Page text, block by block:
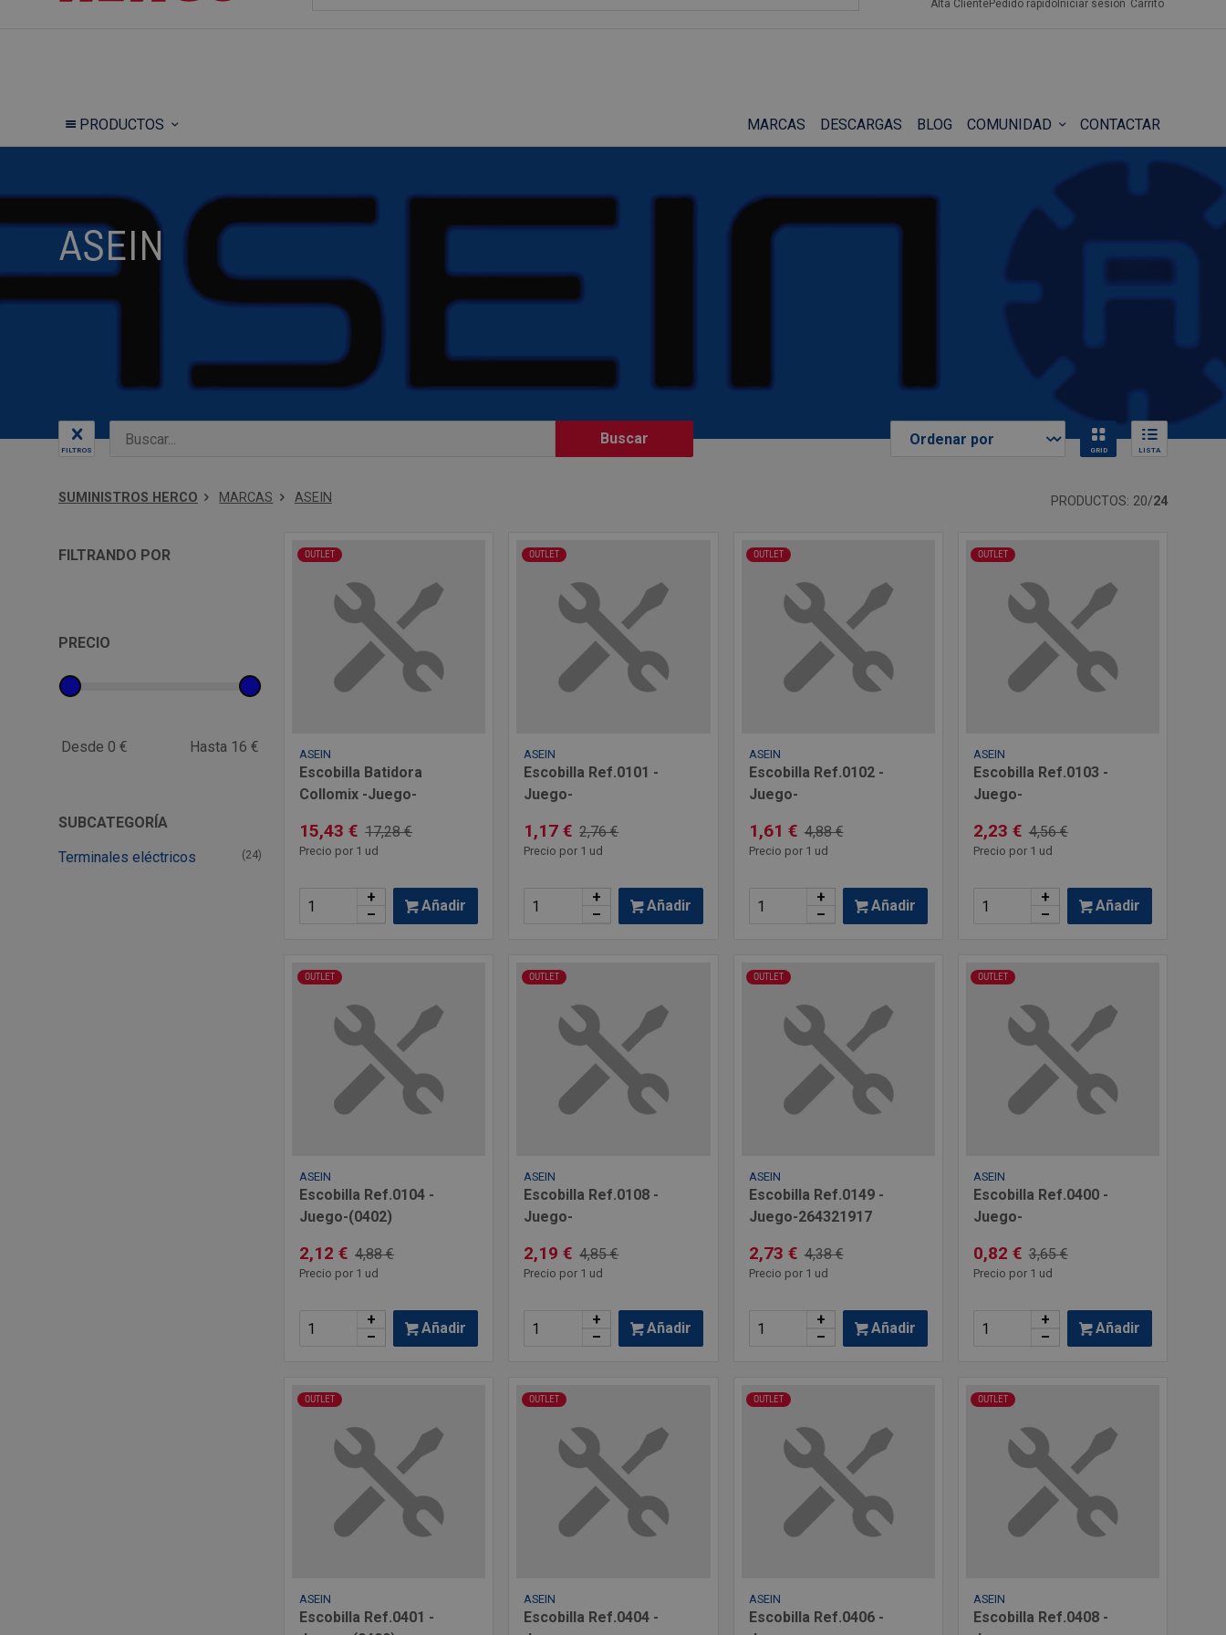
Alta ClientePedido rápido Iniciar sesión Carrito
PRODUCTOS MARCAS DESCARGAS BLOG COMUNIDAD CONTACTAR
ASEIN
FILTROS GRID LISTA
SUMINISTROS HERCO MARCAS ASEIN PRODUCTOS: 20/24
FILTRANDO POR
PRECIO
Desde 0 € Hasta 16 €
SUBCATEGORÍA
Terminales eléctricos
(24)
OUTLET
ASEIN
Escobilla Batidora
Collomix -Juego-
15,43 € 17,28 €
Precio por 1 ud
+
–
Añadir
OUTLET
ASEIN
Escobilla Ref.0101 -
Juego-
1,17 € 2,76 €
Precio por 1 ud
+
–
Añadir
OUTLET
ASEIN
Escobilla Ref.0102 -
Juego-
1,61 € 4,88 €
Precio por 1 ud
+
–
Añadir
OUTLET
ASEIN
Escobilla Ref.0103 -
Juego-
2,23 € 4,56 €
Precio por 1 ud
+
–
Añadir
OUTLET
ASEIN
Escobilla Ref.0104 -
Juego-(0402)
2,12 € 4,88 €
Precio por 1 ud
+
–
Añadir
OUTLET
ASEIN
Escobilla Ref.0108 -
Juego-
2,19 € 4,85 €
Precio por 1 ud
+
–
Añadir
OUTLET
ASEIN
Escobilla Ref.0149 -
Juego-264321917
2,73 € 4,38 €
Precio por 1 ud
+
–
Añadir
OUTLET
ASEIN
Escobilla Ref.0400 -
Juego-
0,82 € 3,65 €
Precio por 1 ud
+
–
Añadir
OUTLET
ASEIN
Escobilla Ref.0401 -
OUTLET
ASEIN
Escobilla Ref.0404 -
OUTLET
ASEIN
Escobilla Ref.0406 -
OUTLET
ASEIN
Escobilla Ref.0408 -